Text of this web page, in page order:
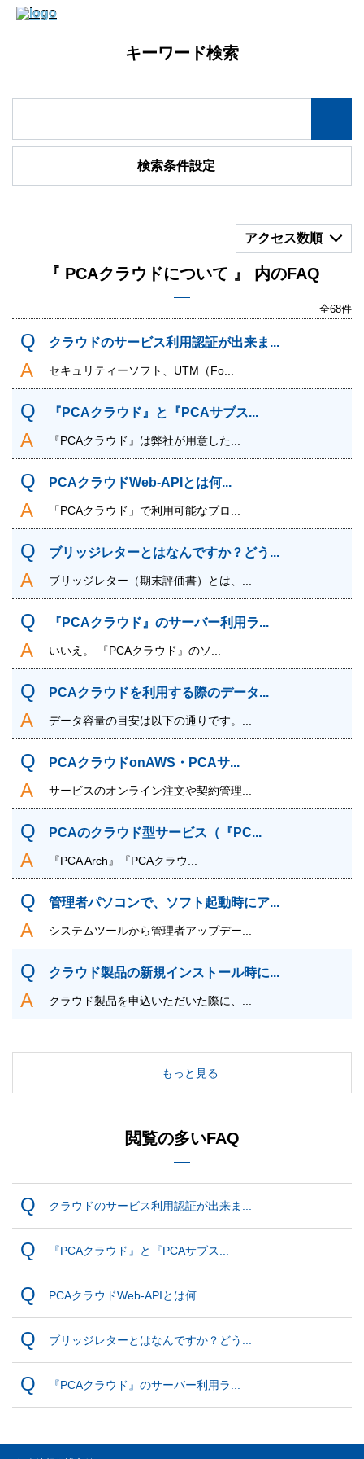
キーワード検索
検索条件設定
アクセス数順
『 PCAクラウドについて 』 内のFAQ
全68件
クラウドのサービス利用認証が出来ま...
セキュリティーソフト、UTM（Fo...
『PCAクラウド』と『PCAサブス...
『PCAクラウド』は弊社が用意した...
PCAクラウドWeb-APIとは何...
「PCAクラウド」で利用可能なプロ...
ブリッジレターとはなんですか？どう...
ブリッジレター（期末評価書）とは、...
『PCAクラウド』のサーバー利用ラ...
いいえ。 『PCAクラウド』のソ...
PCAクラウドを利用する際のデータ...
データ容量の目安は以下の通りです。...
PCAクラウドonAWS・PCAサ...
サービスのオンライン注文や契約管理...
PCAのクラウド型サービス（『PC...
『PCA Arch』『PCAクラウ...
管理者パソコンで、ソフト起動時にア...
システムツールから管理者アップデー...
クラウド製品の新規インストール時に...
クラウド製品を申込いただいた際に、...
もっと見る
閲覧の多いFAQ
クラウドのサービス利用認証が出来ま...
『PCAクラウド』と『PCAサブス...
PCAクラウドWeb-APIとは何...
ブリッジレターとはなんですか？どう...
『PCAクラウド』のサーバー利用ラ...